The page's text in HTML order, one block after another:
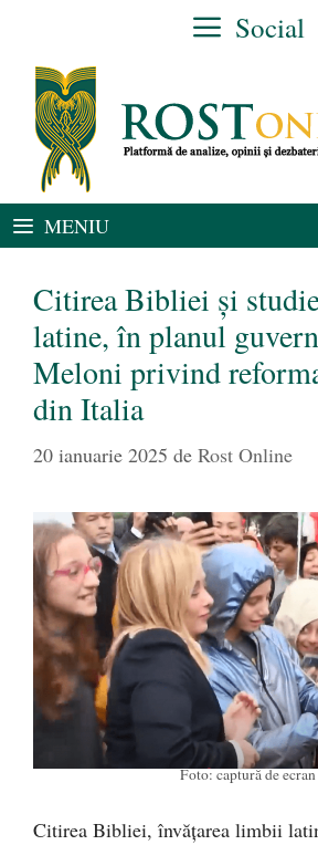
conținut
Social
MENIU
Citirea Bibliei și
latine, în planul
Meloni privind
din Italia
20 ianuarie 2025 de Rost Online
Foto: captură de ecran
Citirea Bibliei, învățarea limbii